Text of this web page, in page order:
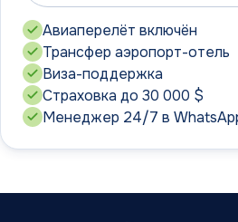
Авиаперелёт включён
Трансфер аэропорт-отель
Виза-поддержка
Страховка до 30 000 $
Менеджер 24/7 в